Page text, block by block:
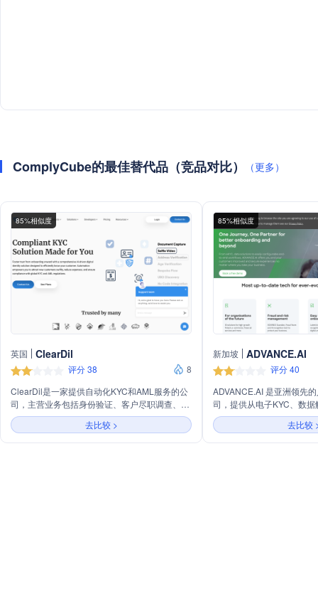
ComplyCube的最佳替代品（竞品对比） （更多）
85%相似度
英国 ClearDil
评分 38
8
ClearDil是一家提供自动化KYC和AML服务的公
司，主营业务包括身份验证、客户尽职调查、生
物识别验证等。公司通过AI驱动的数字身份解决
方案，帮助企业高效地了解客户，吸引新客户，
降低成本，并确保遵守全球KYC和AML法规。
去比较 >
85%相似度
新加坡 ADVANCE.AI
评分 40
ADVANCE.AI 是亚洲领先
司，提供从电子KYC、数
置的端到端工作流程的全
提供更安全、更优化的体
数字身份验证、AI驱动的
去比较